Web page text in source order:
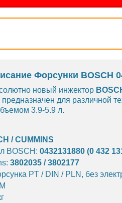
Форсунки BOSCH
новый инжектор
для различной
3.9-5.9 л.
/ CUMMINS
BOSCH: 0432131880 (0 432
3802035 / 3802177
PT / DIN / PLN, без